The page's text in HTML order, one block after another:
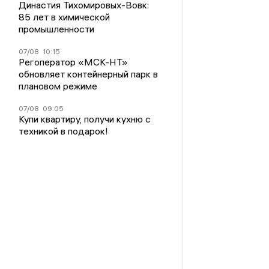
Династия Тихомировых-Вовк:
85 лет в химической
промышленности
07/08 10:15
Регоператор «МСК-НТ»
обновляет контейнерный парк в
плановом режиме
07/08 09:05
Купи квартиру, получи кухню с
техникой в подарок!